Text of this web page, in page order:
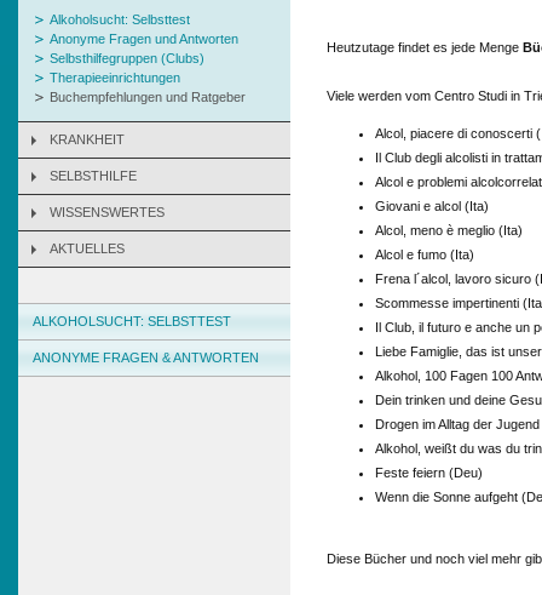
Alkoholsucht: Selbsttest
Anonyme Fragen und Antworten
Selbsthilfegruppen (Clubs)
Therapieeinrichtungen
Buchempfehlungen und Ratgeber
KRANKHEIT
SELBSTHILFE
WISSENSWERTES
AKTUELLES
ALKOHOLSUCHT: SELBSTTEST
ANONYME FRAGEN & ANTWORTEN
Heutzutage findet es jede Menge
Viele werden vom Centro Studi in
Alcol, piacere di conoscerti
Il Club degli alcolisti in
Alcol e problemi
Giovani e alcol (Ita)
Alcol, meno è meglio (Ita)
Alcol e fumo (Ita)
Frena l´alcol, lavoro sicuro
Scommesse impertinenti
Il Club, il futuro e anche un
Liebe Famiglie, das ist
Alkohol, 100 Fagen 100
Dein trinken und deine
Drogen im Alltag der
Alkohol, weißt du was du
Feste feiern (Deu)
Wenn die Sonne aufgeht
Diese Bücher und noch viel mehr